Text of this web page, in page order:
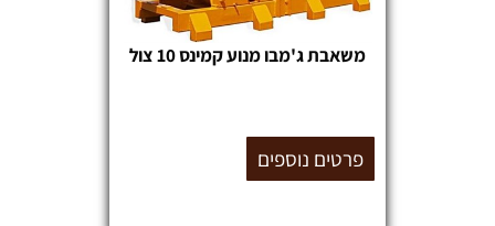
משאבת ג'מבו מנוע קמינס 10 צול
פרטים נוספים